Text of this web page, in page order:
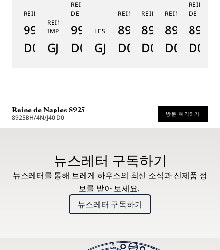
REINE DE NAPLES 9915
9915BB/58/964
D0
REINE DE NAPLES PERLES
IMPÉRIALES
GJ29BH89254DD5J4
REINE DE NAPLES PHASE
DE LUNE 9935
9935BH/4Y/J40
D0
LES JARDINS DU PETIT TRIANON
GJE25BH20.8985DB
REINE DE NAPLES 8925
8925BH/5W/J40
D0
REINE DE NAPLES 8918
8918BB/5D/
D0
REINE DE
8938BB/
D0
REINE
DE LUNE
D000
Reine de Naples 8925
8925BH/4N/J40 D0 방문 예약하기
뉴스레터 구독하기
뉴스레터를 통해 브레게 하우스의 최신 소식과 신제품 정
보를 받아 보세요.
뉴스레터 구독하기